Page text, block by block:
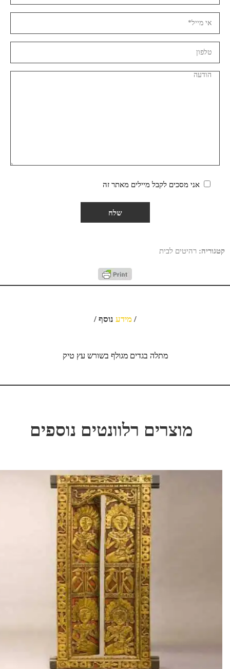
אני מסכים לקבל מיילים מאתר זה
קטגוריה: רהיטים לבית
/ מידע נוסף /
מתלה בגדים מגולף בשורש עץ טיק
מוצרים רלוונטים נוספים